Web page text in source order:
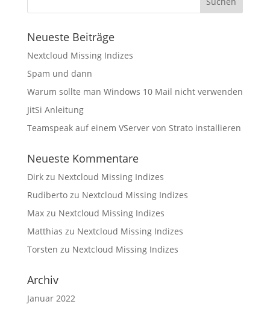
Neueste Beiträge
Nextcloud Missing Indizes
Spam und dann
Warum sollte man Windows 10 Mail nicht verwenden
JitSi Anleitung
Teamspeak auf einem VServer von Strato installieren
Neueste Kommentare
Dirkzu Nextcloud Missing Indizes
Rudibertozu Nextcloud Missing Indizes
Maxzu Nextcloud Missing Indizes
Matthias zu Nextcloud Missing Indizes
Torsten zu Nextcloud Missing Indizes
Archiv
Januar 2022